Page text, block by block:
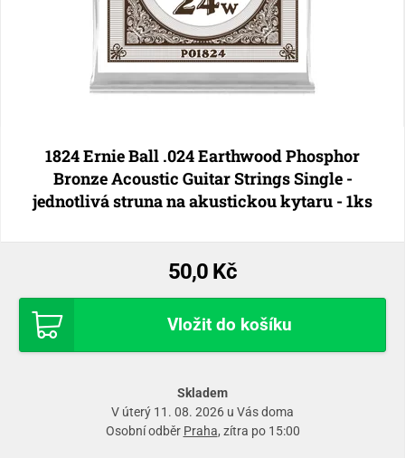
1824 Ernie Ball .024 Earthwood Phosphor
Bronze Acoustic Guitar Strings Single -
jednotlivá struna na akustickou kytaru - 1ks
50,0 Kč
Vložit do košíku
Skladem
V úterý 11. 08. 2026 u Vás doma
Osobní odběr Praha, zítra po 15:00